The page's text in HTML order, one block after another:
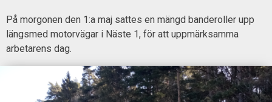
På morgonen den 1:a maj sattes en mängd banderoller upp
längsmed motorvägar i Näste 1, för att uppmärksamma
arbetarens dag.